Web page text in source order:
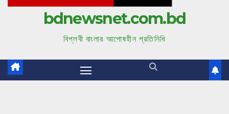
n
bdnewsnet.com.bd
বিপ্লবী বাংলার আপোষহীন প্রতিনিধি